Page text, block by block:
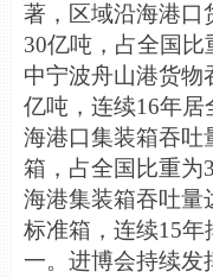
著，区域沿海港口
30亿吨，占全国比
中宁波舟山港货物
亿吨，连续16年居
海港口集装箱吞吐
箱，占全国比重为
海港集装箱吞吐量
标准箱，连续15年
一。进博会持续发